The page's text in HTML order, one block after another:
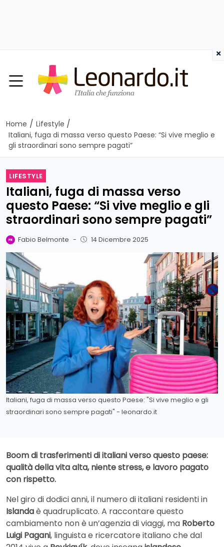
Home / Lifestyle /
Italiani, fuga di massa verso questo Paese: “Si vive meglio e
gli straordinari sono sempre pagati”
LIFESTYLE
Italiani, fuga di massa verso
questo Paese: “Si vive meglio e gli
straordinari sono sempre pagati”
Fabio Belmonte - 14 Dicembre 2025
Italiani, fuga di massa verso questo Paese: "Si vive meglio e gli
straordinari sono sempre pagati" - leonardo.it
Boom di trasferimenti di italiani verso questo paese:
qualità della vita alta, niente stress, e lavoro pagato
con rispetto.
Nel giro di dodici anni, il numero di italiani residenti in
Islandaè quadruplicato. A raccontare questo
cambiamento non è un’agenzia di viaggi, ma Roberto
Luigi Pagani, linguista e ricercatore italiano che dal
×